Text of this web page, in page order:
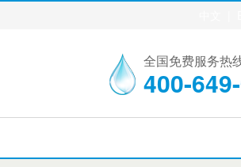
全国免费服务热
400-